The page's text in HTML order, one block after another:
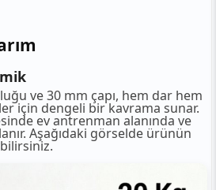
ve 30 mm çapı, hem dar hem
için dengeli bir kavrama sunar.
ev antrenman alanında ve
Aşağıdaki görselde ürünün